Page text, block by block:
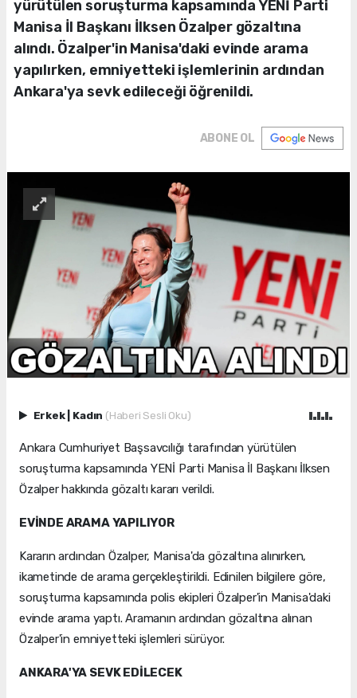
yürütülen soruşturma kapsamında YENİ Parti
Manisa İl Başkanı İlksen Özalper gözaltına
alındı. Özalper'in Manisa'daki evinde arama
yapılırken, emniyetteki işlemlerinin ardından
Ankara'ya sevk edileceği öğrenildi.
ABONE OL
Erkek Kadın (Haberi Sesli Oku)
Ankara Cumhuriyet Başsavcılığı tarafından yürütülen
soruşturma kapsamında YENİ Parti Manisa İl Başkanı İlksen
Özalper hakkında gözaltı kararı verildi.
EVİNDE ARAMA YAPILIYOR
Kararın ardından Özalper, Manisa'da gözaltına alınırken,
ikametinde de arama gerçekleştirildi. Edinilen bilgilere göre,
soruşturma kapsamında polis ekipleri Özalper'in Manisa'daki
evinde arama yaptı. Aramanın ardından gözaltına alınan
Özalper'in emniyetteki işlemleri sürüyor.
ANKARA'YA SEVK EDİLECEK